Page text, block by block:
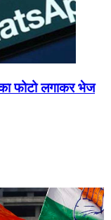
फोटो लगाकर भेज